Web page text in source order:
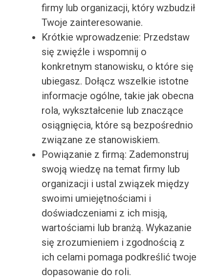
firmy lub organizacji, który wzbudził
Twoje zainteresowanie.
Krótkie wprowadzenie: Przedstaw
się zwięźle i wspomnij o
konkretnym stanowisku, o które się
ubiegasz. Dołącz wszelkie istotne
informacje ogólne, takie jak obecna
rola, wykształcenie lub znaczące
osiągnięcia, które są bezpośrednio
związane ze stanowiskiem.
Powiązanie z firmą: Zademonstruj
swoją wiedzę na temat firmy lub
organizacji i ustal związek między
swoimi umiejętnościami i
doświadczeniami z ich misją,
wartościami lub branżą. Wykazanie
się zrozumieniem i zgodnością z
ich celami pomaga podkreślić twoje
dopasowanie do roli.